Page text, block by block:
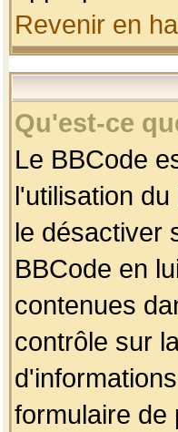
Revenir en
Qu'est-ce
Le BBCode
l'utilisation
le désactiver
BBCode en
contenues
contrôle sur
formulaire de